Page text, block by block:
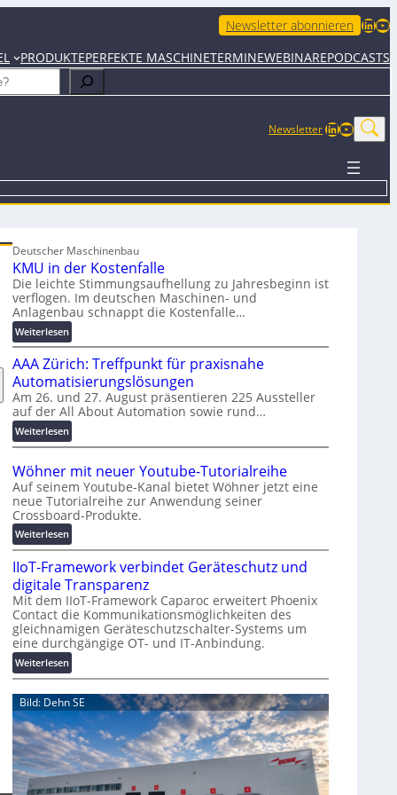
Newsletter abonnieren LinkedIn YouTube
PRODUKTEPERFEKTE MASCHINETERMINEWEBINAREPODCASTS
NewsletterLinkedIn
Deutscher Maschinenbau
KMU in der Kostenfalle
Die leichte Stimmungsaufhellung zu Jahresbeginn ist
verflogen. Im deutschen Maschinen- und
Anlagenbau schnappt die Kostenfalle…
Weiterlesen:
K
M
U
i
n
d
e
K
o
s
t
e
n
f
a
l
e
AAA Zürich: Treffpunkt für praxisnahe
Automatisierungslösungen
Am 26. und 27. August präsentieren 225 Aussteller
auf der All About Automation sowie rund…
Weiterlesen:
A
A
Z
ü
r
i
h
:
T
r
e
f
f
u
n
k
t
f
Wöhner mit neuer Youtube-Tutorialreihe
Auf seinem Youtube-Kanal bietet Wöhner jetzt eine
neue Tutorialreihe zur Anwendung seiner
Crossboard-Produkte.
Weiterlesen:
W
ö
h
n
e
r
m
i
t
n
e
u
e
r
Y
o
IIoT-Framework verbindet Geräteschutz und
digitale Transparenz
Mit dem IIoT-Framework Caparoc erweitert Phoenix
Contact die Kommunikationsmöglichkeiten des
gleichnamigen Geräteschutzschalter-Systems um
eine durchgängige OT- und IT-Anbindung.
Weiterlesen:
I
I
o
T
-
F
r
a
Bild: Dehn SE